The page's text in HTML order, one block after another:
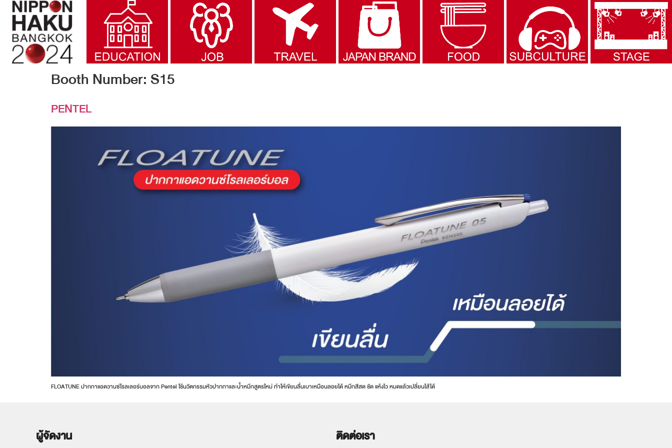
Booth Number:S15
PENTEL
FLOATUNE ปากกาแอดวานซ์โรลเลอร์บอลจาก Pentel ใช้นวัตกรรมหัวปากกาและน้ำหมึกสูตรใหม่ ทำให้เขียนลื่นเบาเหมือนลอยได้ หมึกสีสด ชัด แห้งไว หมดแล้วเปลี่ยนไส้ได้
ผู้จัดงาน ติดต่อเรา